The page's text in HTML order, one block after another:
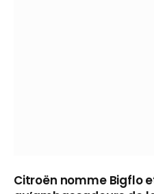
Citroën nomme Bigflo